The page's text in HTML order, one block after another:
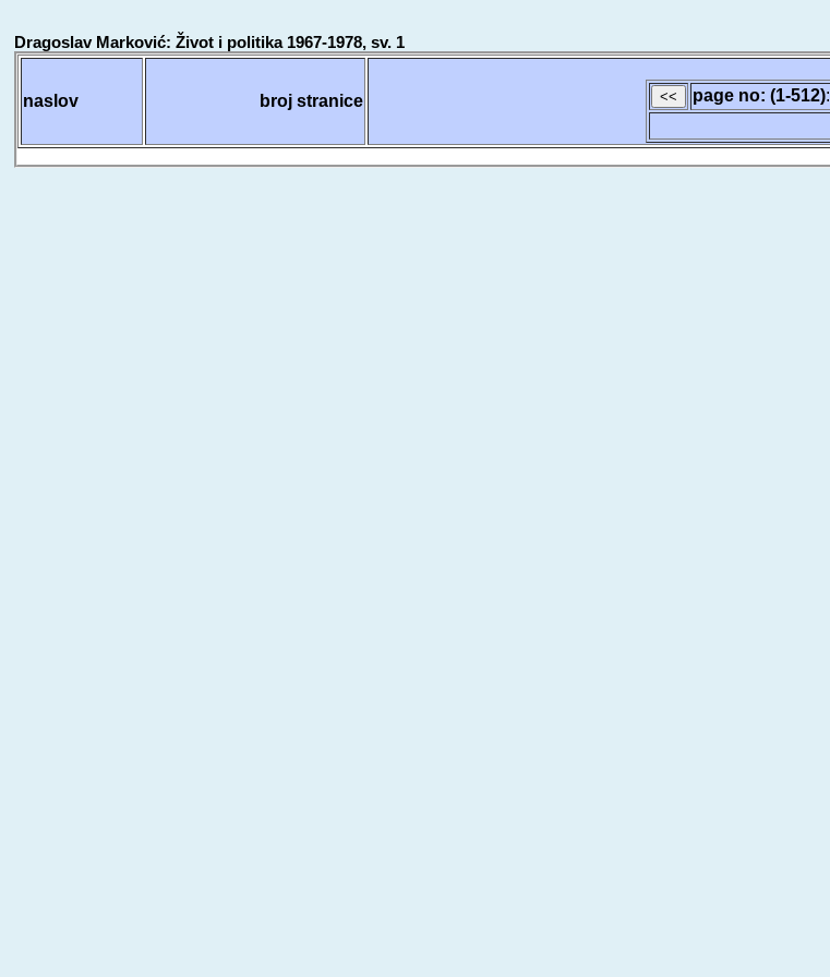
Dragoslav Marković: Život i politika 1967-1978, sv. 1
naslov broj stranice
page no: (1-512):